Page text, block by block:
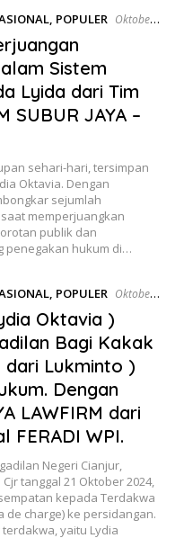
, POPULER Oktober
Sistem
Lyida dari Tim
SUBUR JAYA –
sehari-hari, tersimpan
Oktavia. Dengan
sejumlah
memperjuangkan
publik dan
penegakan hukum di…
, POPULER Oktober
Oktavia )
Bagi Kakak
dari Lukminto )
Dengan
LAWFIRM dari
FERADI WPI.
Negeri Cianjur,
tanggal 21 Oktober 2024,
kepada Terdakwa
de charge) ke persidangan.
yaitu Lydia